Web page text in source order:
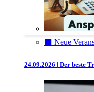
⬛️ Neue
24.09.2026 | Der beste